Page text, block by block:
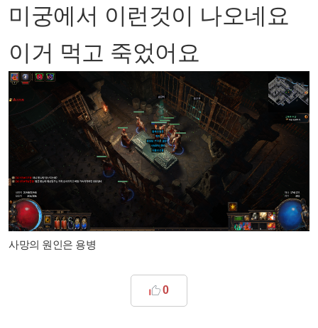
미궁에서 이런것이 나오네요
이거 먹고 죽었어요
사망의 원인은 용병
0